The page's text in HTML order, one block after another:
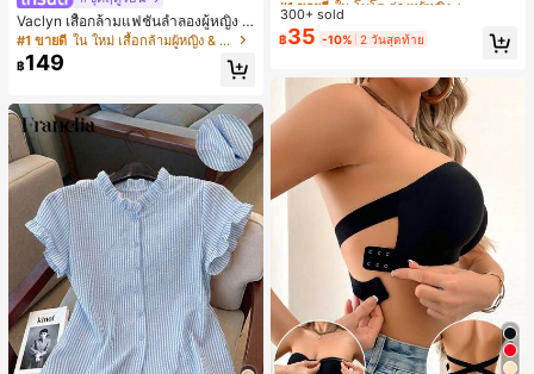
Vaclyn เสื้อกล้ามแฟชั่นลำลองผู้หญิง ล
ายแพตช์เวิร์ก แขนกุด คอกลม ติดกระดุ
ม
#1 ขายดี ใน ใหม่ เสื้อกล้ามผู้หญิง & Camis
฿149
ริกัน แฟชั่นส่วนตัว หวานและสง่างาม
สำหรับผู้หญิงและเด็กหญิง สำหรับการเ
ดินทาง งานแต่งงาน ปาร์ตี้ วันเกิด ของ
ลูกค้ากลับมาซื้อซ้ำ!
เกือบหมดแล้ว!
ลูกค้ากลับมาซื้อซ้ำ!
เกือบหมดแล้ว!
#1 ขายดี ใน โบโฮ ต่างหูผู้หญิง
เกือบหมดแล้ว!
300+ sold
฿35 -10% 2 วันสุดท้าย